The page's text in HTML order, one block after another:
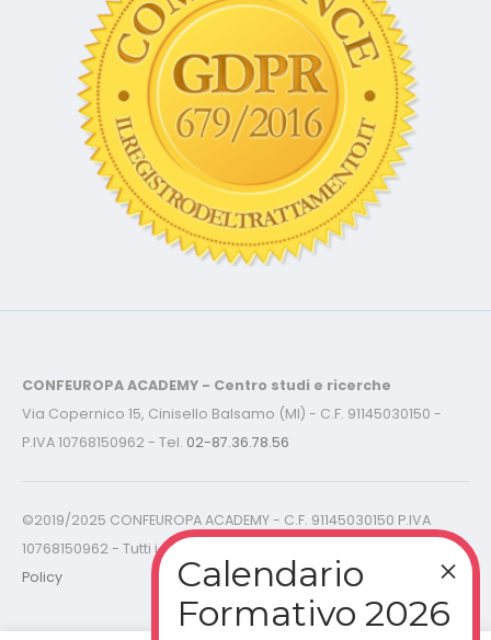
Via Copernico 15, Cinisello Balsamo (MI) - C.F. 91145030150 -
P.IVA 10768150962 - Tel.02-87.36.78.56
10768150962 - Tutti i diritti riservati -Cookies Policy - Privacy
Policy